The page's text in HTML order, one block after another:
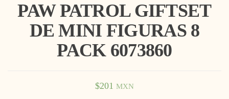
PAW PATROL GIFTSET
DE MINI FIGURAS 8
PACK 6073860
$201 MXN